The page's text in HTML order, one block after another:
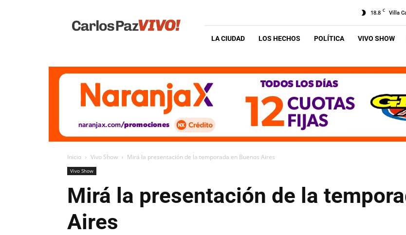
Vivo
18.8 C Villa
LA CIUDAD LOS HECHOS POLÍTICA VIVO SHOW
Inicio Vivo Show Mirá la presentación de la temporada en Buenos Aires
Vivo Show
Mirá la presentación de la
Aires